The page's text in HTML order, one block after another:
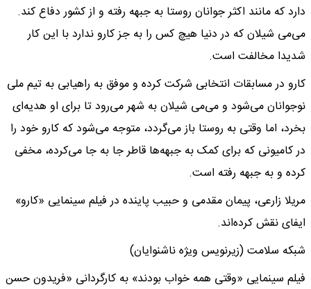
دارد که مانند اکثر جوانان روستا به جبهه رفته و از کشور دفاع کند.
می‌می شیلان که در دنیا هیچ کس را به جز کارو ندارد با این کار
شدیدا مخالفت است.
کارو در مسابقات انتخابی شرکت کرده و موفق به راهیابی به تیم ملی
نوجوانان می‌شود و می‌می شیلان به شهر می‌رود تا برای او هدیه‌ای
بخرد، اما وقتی به روستا باز می‌گردد، متوجه می‌شود که کارو خود را
در کامیونی که برای کمک به جبهه‌ها قاطر جا به جا می‌کرده، مخفی
کرده و به جبهه رفته است.
مریلا زارعی، پیمان مقدمی و حبیب پاینده در فیلم سینمایی «کارو»
ایفای نقش کرده‌اند.
شبکه سلامت (زیرنویس ویژه ناشنوایان)
فیلم سینمایی «وقتی همه خواب بودند» به کارگردانی «فریدون حسن